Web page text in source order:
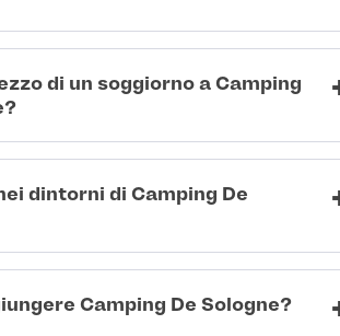
di un soggiorno a Camping
dintorni di Camping De
Camping De Sologne?